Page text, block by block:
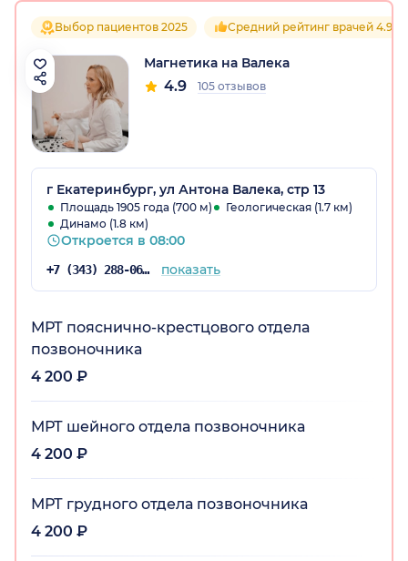
Выбор пациентов 2025 Средний рейтинг врачей 4.9
Магнетика на Валека
4.9 105 отзывов
г Екатеринбург, ул Антона Валека, стр 13
Площадь 1905 года (700 м)
Геологическая (1.7 км)
Динамо (1.8 км)
Откроется в 08:00
+7 (343) 288-06-65 показать
МРТ пояснично-крестцового отдела
позвоночника
4 200 ₽
МРТ шейного отдела позвоночника
4 200 ₽
МРТ грудного отдела позвоночника
4 200 ₽